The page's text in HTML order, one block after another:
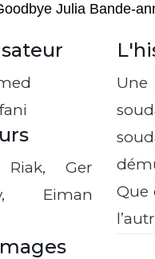
Julia Bande-
Riak, Ger
Eiman
Que